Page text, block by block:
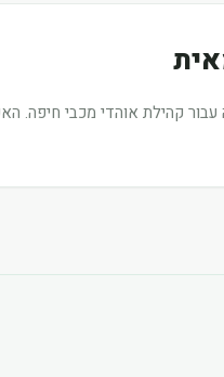
קהילת אוהדי מכבי חיפה.